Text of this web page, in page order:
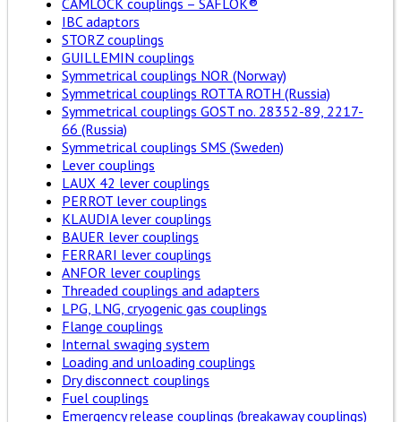
CAMLOCK couplings – SAFLOK®
IBC adaptors
STORZ couplings
GUILLEMIN couplings
Symmetrical couplings NOR (Norway)
Symmetrical couplings ROTTA ROTH (Russia)
Symmetrical couplings GOST no. 28352-89, 2217-
66 (Russia)
Symmetrical couplings SMS (Sweden)
Lever couplings
LAUX 42 lever couplings
PERROT lever couplings
KLAUDIA lever couplings
BAUER lever couplings
FERRARI lever couplings
ANFOR lever couplings
Threaded couplings and adapters
LPG, LNG, cryogenic gas couplings
Flange couplings
Internal swaging system
Loading and unloading couplings
Dry disconnect couplings
Fuel couplings
Emergency release couplings (breakaway couplings)